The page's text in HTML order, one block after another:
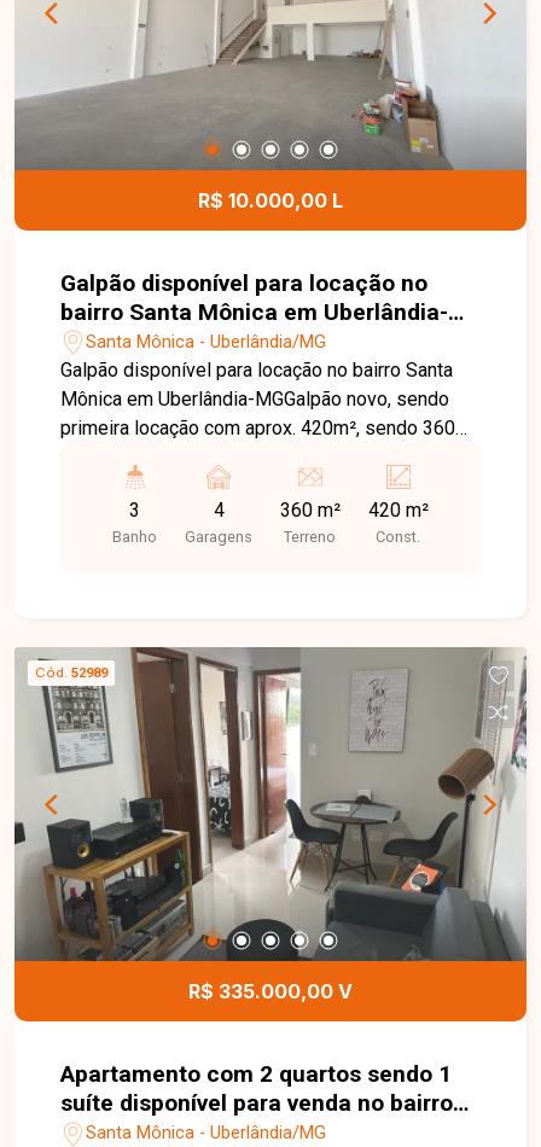
conforto, segurança e bem-estar para toda a
família. Uma excelente oportunidade para
construir a casa dos seus sonhos em um dos
condomínios mais desejados de Uberlândia.
Entre em contato e agende sua visita!
R$ 10.000,00 L
Galpão disponível para locação no
bairro Santa Mônica em Uberlândia-
MGSanta Mônica - Uberlândia/MG
Galpão disponível para locação no bairro Santa
Mônica em Uberlândia-MGGalpão novo, sendo
primeira locação com aprox. 420m², sendo 360
direito de 8 metros, piso usinado, acessibilidade,
porta de aço automática.
3
Banho
4
Garagens
360 m²
Terreno
420 m²
Const.
Cód. 52989
R$ 335.000,00 V
Apartamento com 2 quartos sendo 1
suíte disponível para venda no bairro
Santa Mônica em Uberlândia-MG
Santa Mônica - Uberlândia/MG